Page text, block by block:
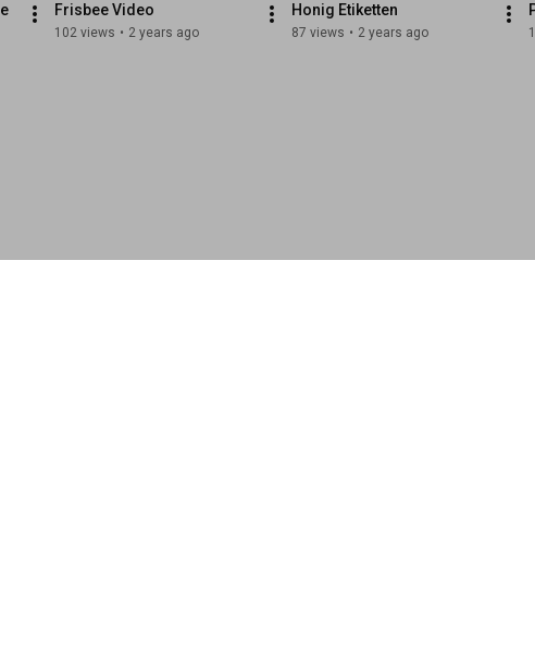
Frisbee Video
102 views • 2 years ago
Honig Etiketten
87 views • 2 years ago